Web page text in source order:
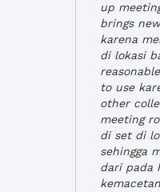
up
brings
karena
di lokasi
to use
other
meeting
di set di
sehingga
dari pada